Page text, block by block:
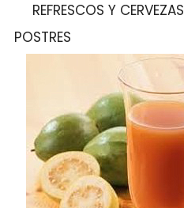
REFRESCOS Y CERVEZAS
POSTRES